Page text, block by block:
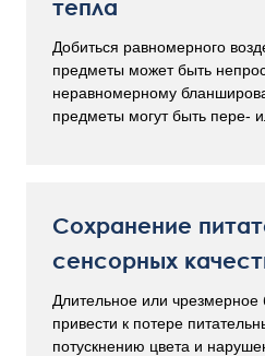
тепла
Добиться равномерного
предметы может быть
неравномерному
предметы могут быть пере-
Сохранение
сенсорных
Длительное или
привести к потере
потускнению цвета и